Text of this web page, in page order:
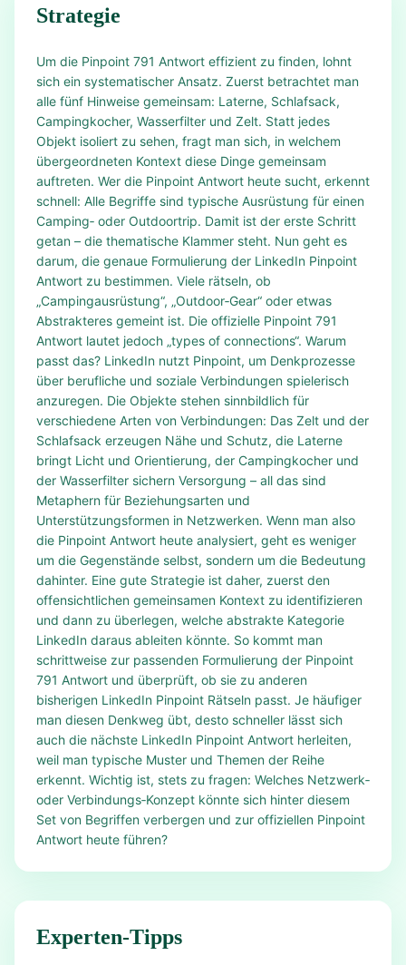
Strategie
Um die Pinpoint 791 Antwort effizient zu finden, lohnt
sich ein systematischer Ansatz. Zuerst betrachtet man
alle fünf Hinweise gemeinsam: Laterne, Schlafsack,
Campingkocher, Wasserfilter und Zelt. Statt jedes
Objekt isoliert zu sehen, fragt man sich, in welchem
übergeordneten Kontext diese Dinge gemeinsam
auftreten. Wer die Pinpoint Antwort heute sucht, erkennt
schnell: Alle Begriffe sind typische Ausrüstung für einen
Camping‑ oder Outdoortrip. Damit ist der erste Schritt
getan – die thematische Klammer steht. Nun geht es
darum, die genaue Formulierung der LinkedIn Pinpoint
Antwort zu bestimmen. Viele rätseln, ob
„Campingausrüstung“, „Outdoor‑Gear“ oder etwas
Abstrakteres gemeint ist. Die offizielle Pinpoint 791
Antwort lautet jedoch „types of connections“. Warum
passt das? LinkedIn nutzt Pinpoint, um Denkprozesse
über berufliche und soziale Verbindungen spielerisch
anzuregen. Die Objekte stehen sinnbildlich für
verschiedene Arten von Verbindungen: Das Zelt und der
Schlafsack erzeugen Nähe und Schutz, die Laterne
bringt Licht und Orientierung, der Campingkocher und
der Wasserfilter sichern Versorgung – all das sind
Metaphern für Beziehungsarten und
Unterstützungsformen in Netzwerken. Wenn man also
die Pinpoint Antwort heute analysiert, geht es weniger
um die Gegenstände selbst, sondern um die Bedeutung
dahinter. Eine gute Strategie ist daher, zuerst den
offensichtlichen gemeinsamen Kontext zu identifizieren
und dann zu überlegen, welche abstrakte Kategorie
LinkedIn daraus ableiten könnte. So kommt man
schrittweise zur passenden Formulierung der Pinpoint
791 Antwort und überprüft, ob sie zu anderen
bisherigen LinkedIn Pinpoint Rätseln passt. Je häufiger
man diesen Denkweg übt, desto schneller lässt sich
auch die nächste LinkedIn Pinpoint Antwort herleiten,
weil man typische Muster und Themen der Reihe
erkennt. Wichtig ist, stets zu fragen: Welches Netzwerk‑
oder Verbindungs‑Konzept könnte sich hinter diesem
Set von Begriffen verbergen und zur offiziellen Pinpoint
Antwort heute führen?
Experten-Tipps